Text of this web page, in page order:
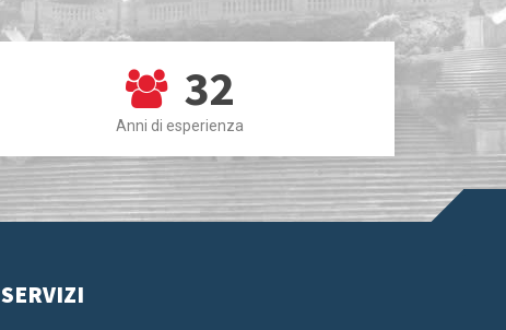
32
Anni di esperienza
SERVIZI